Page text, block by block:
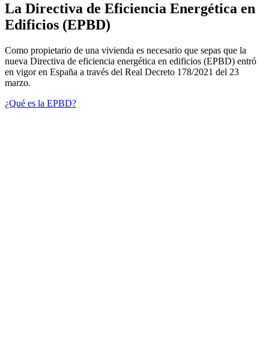
La Directiva de Eficiencia Energética en
Edificios (EPBD)
Como propietario de una vivienda es necesario que sepas que la
nueva Directiva de eficiencia energética en edificios (EPBD) entró
en vigor en España a través del Real Decreto 178/2021 del 23
marzo.
¿Qué es la EPBD?